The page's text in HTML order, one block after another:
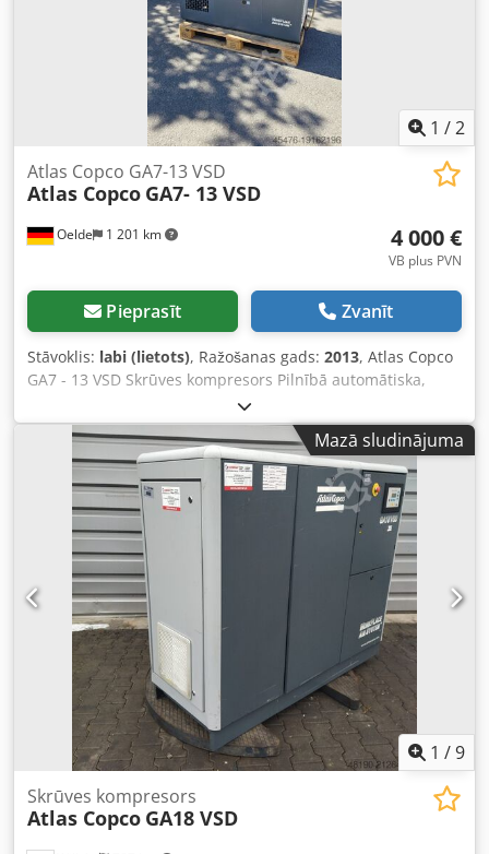
stundas: apm. 69 000 h. 3) Eļļas eļļots skrūvju kompresors
Atlas Copco GA15 rezerves daļām. Pieejama
dokumentācija. Apskate uz vietas iespējama.
Csdpfezipgvsx Amujrf
1 /2
Oelde 1 201 km
Atlas Copco GA7-13 VSD
Atlas Copco GA7- 13 VSD
4 000 €
VB plus PVN
Pieprasīt Zvanīt
Stāvoklis: labi (lietots), Ražošanas gads: 2013, Atlas Copco
GA7 - 13 VSD Skrūves kompresors Pilnībā automātiska,
iekšēji pilnībā cauruļvadu savienota un elektroinstalēta
kompaktā iekārta, ar viena pakāpes eļļas iesmidzināšanas
saspiešanu, gaisa dzesēšanu, ar trokšņu izolāciju. Gala
spiediens: 13,00 bāri Motora jauda: 7,50 kW Gaisa padeve:
1,26 m³/min Crodpjwk Hcyefx Amujf
Mazā sludinājuma
1 /9
Skrūves kompresors
Atlas Copco GA18 VSD